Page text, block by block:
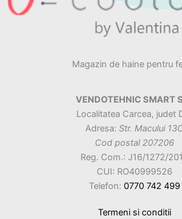
Magazin de haine pentru
VENDOTEHNIC SMART
Localitatea Carcea, judet
Adresa: Str. Macului
Cod postal 207206
Reg. Com.: J16/1272/
CUI: RO40999526
Telefon: 0770 742 499
Termeni si conditii